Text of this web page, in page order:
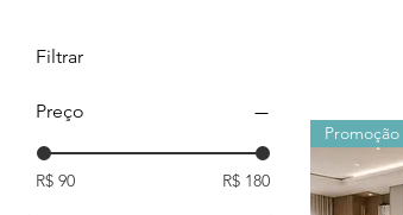
Filtrar
Preço
R$ 90 R$ 180
Promoção